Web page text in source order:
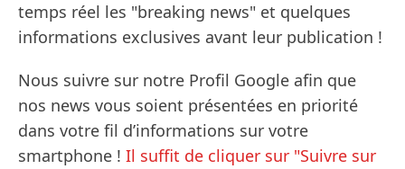
temps réel les "breaking news" et quelques
informations exclusives avant leur publication !
Nous suivre sur notre Profil Google afin que
nos news vous soient présentées en priorité
dans votre fil d’informations sur votre
smartphone ! Il suffit de cliquer sur "Suivre sur